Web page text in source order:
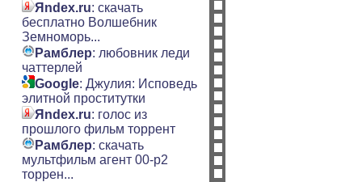
Яndex.ru: скачать
бесплатно Волшебник
Земноморь...
Рамблер: любовник леди
чаттерлей
Google: Джулия: Исповедь
элитной проститутки
Яndex.ru: голос из
прошлого фильм торрент
Рамблер: скачать
мультфильм агент 00-p2
торрен...